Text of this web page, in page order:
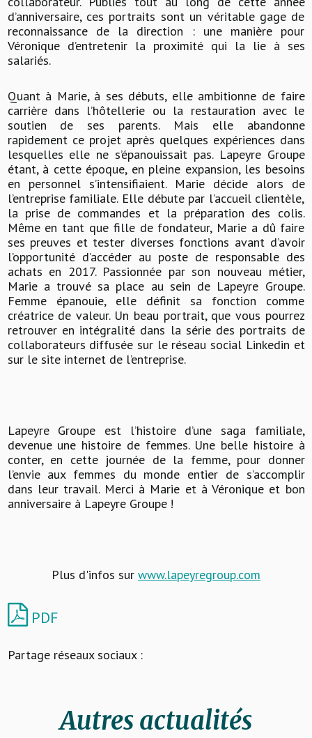
d’anniversaire, ces portraits sont un véritable gage de
reconnaissance de la direction : une manière pour
Véronique d’entretenir la proximité qui la lie à ses
salariés.
Quant à Marie, à ses débuts, elle ambitionne de faire
carrière dans l’hôtellerie ou la restauration avec le
soutien de ses parents. Mais elle abandonne
rapidement ce projet après quelques expériences dans
lesquelles elle ne s’épanouissait pas. Lapeyre Groupe
étant, à cette époque, en pleine expansion, les besoins
en personnel s’intensifiaient. Marie décide alors de
l’entreprise familiale. Elle débute par l’accueil clientèle,
la prise de commandes et la préparation des colis.
Même en tant que fille de fondateur, Marie a dû faire
ses preuves et tester diverses fonctions avant d’avoir
l’opportunité d’accéder au poste de responsable des
achats en 2017. Passionnée par son nouveau métier,
Marie a trouvé sa place au sein de Lapeyre Groupe.
Femme épanouie, elle définit sa fonction comme
créatrice de valeur. Un beau portrait, que vous pourrez
retrouver en intégralité dans la série des portraits de
collaborateurs diffusée sur le réseau social Linkedin et
sur le site internet de l’entreprise.
Lapeyre Groupe est l’histoire d’une saga familiale,
devenue une histoire de femmes. Une belle histoire à
conter, en cette journée de la femme, pour donner
l’envie aux femmes du monde entier de s’accomplir
dans leur travail. Merci à Marie et à Véronique et bon
anniversaire à Lapeyre Groupe !
Plus d'infos sur www.lapeyregroup.com
PDF
Partage réseaux sociaux :
Autres actualités